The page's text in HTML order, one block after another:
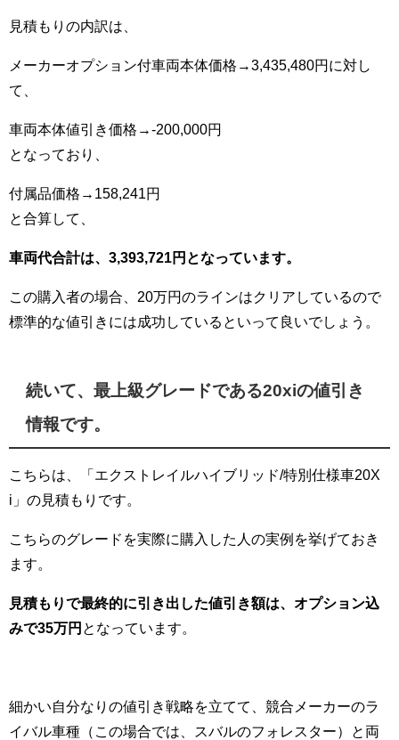
見積もりの内訳は、
メーカーオプション付車両本体価格→3,435,480円に対し
て、
車両本体値引き価格→-200,000円
となっており、
付属品価格→158,241円
と合算して、
車両代合計は、3,393,721円となっています。
この購入者の場合、20万円のラインはクリアしているので
標準的な値引きには成功しているといって良いでしょう。
続いて、最上級グレードである20xiの値引き
情報です。
こちらは、「エクストレイルハイブリッド/特別仕様車20X
i」の見積もりです。
こちらのグレードを実際に購入した人の実例を挙げておき
ます。
見積もりで最終的に引き出した値引き額は、オプション込
みで35万円 となっています。
細かい自分なりの値引き戦略を立てて、競合メーカーのラ
イバル車種（この場合では、スバルのフォレスター）と両